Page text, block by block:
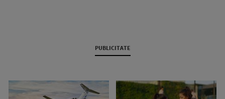
PUBLICITATE